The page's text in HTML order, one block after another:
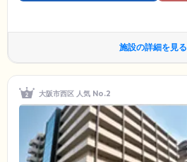
施設の詳細を見る
大阪市西区 人気 No.2